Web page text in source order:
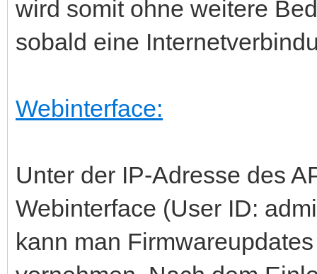
wird somit ohne weitere
sobald eine
Webinterface:
Unter der IP-Adresse des
Webinterface (User ID:
kann man